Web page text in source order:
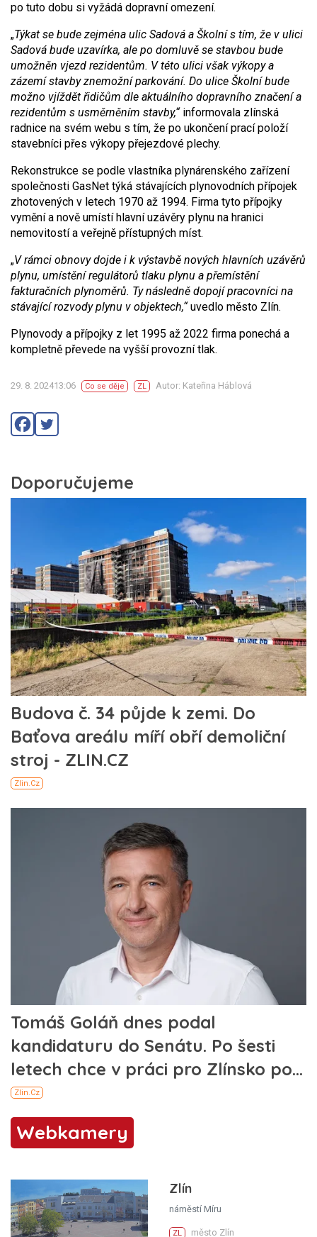
po tuto dobu si vyžádá dopravní omezení.
„Týkat se bude zejména ulic Sadová a Školní s tím, že v ulici
Sadová bude uzavírka, ale po domluvě se stavbou bude
umožněn vjezd rezidentům. V této ulici však výkopy a
zázemí stavby znemožní parkování. Do ulice Školní bude
možno vjíždět řidičům dle aktuálního dopravního značení a
rezidentům s usměrněním stavby,“informovala zlínská
radnice na svém webu s tím, že po ukončení prací položí
stavebníci přes výkopy přejezdové plechy.
Rekonstrukce se podle vlastníka plynárenského zařízení
společnosti GasNet týká stávajících plynovodních přípojek
zhotovených v letech 1970 až 1994. Firma tyto přípojky
vymění a nově umístí hlavní uzávěry plynu na hranici
nemovitostí a veřejně přístupných míst.
„V rámci obnovy dojde i k výstavbě nových hlavních uzávěrů
plynu, umístění regulátorů tlaku plynu a přemístění
fakturačních plynoměrů. Ty následně dopojí pracovníci na
stávající rozvody plynu v objektech,“uvedlo město Zlín.
Plynovody a přípojky z let 1995 až 2022 firma ponechá a
kompletně převede na vyšší provozní tlak.
29. 8. 202413:06 Co se děje ZL Autor: Kateřina Háblová
Webkamery
Zlín
náměstí Míru
ZL město Zlín